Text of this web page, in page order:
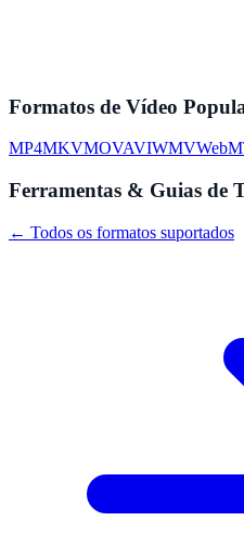
Formatos de Vídeo
MP4MKVMOVAVIWMVWebM
Ferramentas & Guias de
← Todos os formatos suportados